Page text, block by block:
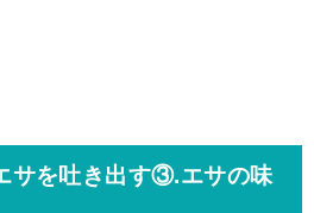
サを吐き出す③.エサの味